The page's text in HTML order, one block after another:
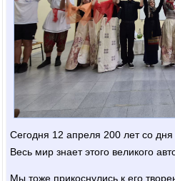
Сегодня 12 апреля 200 лет со
Весь мир знает этого великого
Мы тоже прикоснулись к его